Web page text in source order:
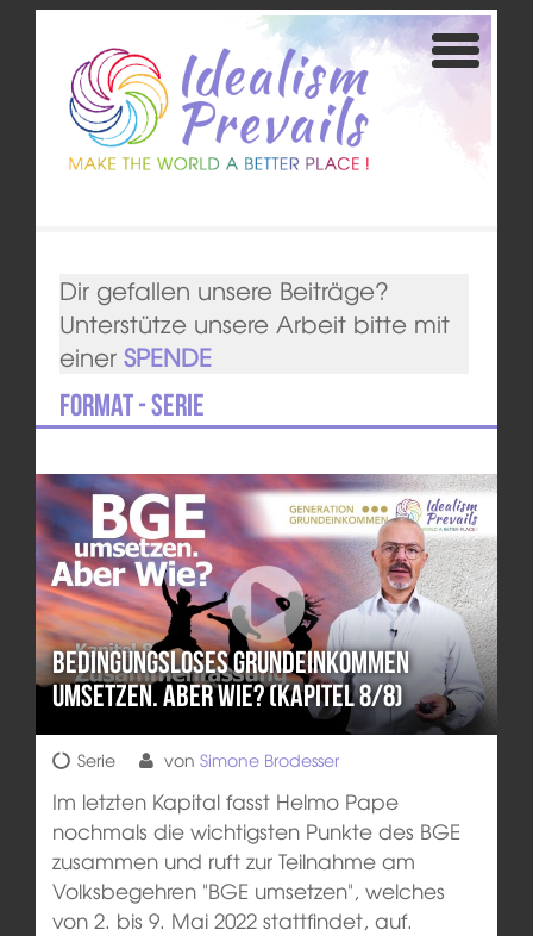
Dir gefallen unsere Beiträge?
Unterstütze unsere Arbeit bitte mit
einer SPENDE
Format - Serie
Bedingungsloses Grundeinkommen
umsetzen. Aber wie? (Kapitel 8/8)
Serie von Simone Brodesser
Im letzten Kapital fasst Helmo Pape
nochmals die wichtigsten Punkte des BGE
zusammen und ruft zur Teilnahme am
Volksbegehren "BGE umsetzen", welches
von 2. bis 9. Mai 2022 stattfindet, auf.